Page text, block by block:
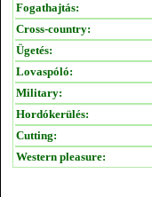
Fogathajtás:
Cross-country:
Ügetés:
Lovaspóló:
Military:
Hordókerülés:
Cutting:
Western pleasure: